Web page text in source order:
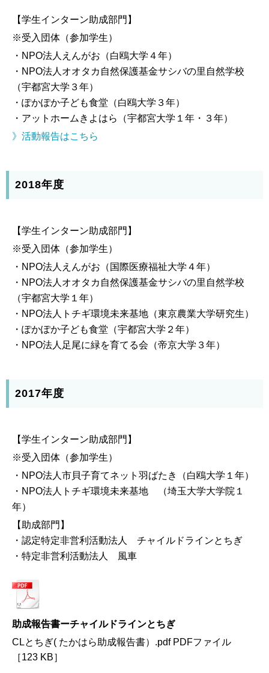
【学生インターン助成部門】
※受入団体（参加学生）
・NPO法人えんがお（白鴎大学４年）
・NPO法人オオタカ自然保護基金サシバの里自然学校
（宇都宮大学３年）
・ぽかぽか子ども食堂（白鴎大学３年）
・アットホームきよはら（宇都宮大学１年・３年）
》活動報告はこちら
2018年度
【学生インターン助成部門】
※受入団体（参加学生）
・NPO法人えんがお（国際医療福祉大学４年）
・NPO法人オオタカ自然保護基金サシバの里自然学校
（宇都宮大学１年）
・NPO法人トチギ環境未来基地（東京農業大学研究生）
・ぽかぽか子ども食堂（宇都宮大学２年）
・NPO法人足尾に緑を育てる会（帝京大学３年）
2017年度
【学生インターン助成部門】
※受入団体（参加学生）
・NPO法人市貝子育てネット羽ばたき（白鴎大学１年）
・NPO法人トチギ環境未来基地 （埼玉大学大学院１
年）
【助成部門】
・認定特定非営利活動法人 チャイルドラインとちぎ
・特定非営利活動法人 風車
助成報告書ーチャイルドラインとちぎ
CLとちぎ( たかはら助成報告書）.pdf PDFファイル
［123 KB］